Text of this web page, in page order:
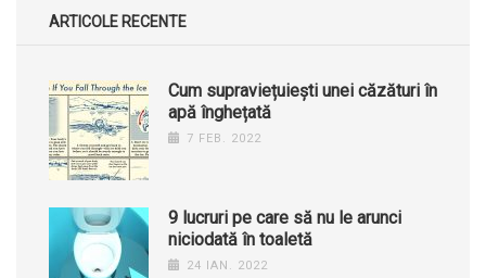
ARTICOLE RECENTE
Cum supraviețuiești unei căzături în
apă înghețată
7 FEB. 2022
9 lucruri pe care să nu le arunci
niciodată în toaletă
24 IAN. 2022